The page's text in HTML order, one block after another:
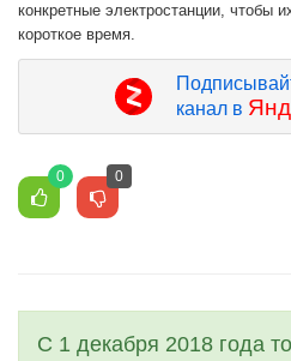
конкретные электростанции, чтобы
короткое время.
канал в
0 0
С 1 декабря 2018 года